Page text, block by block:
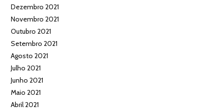
Dezembro 2021
Novembro 2021
Outubro 2021
Setembro 2021
Agosto 2021
Julho 2021
Junho 2021
Maio 2021
Abril 2021